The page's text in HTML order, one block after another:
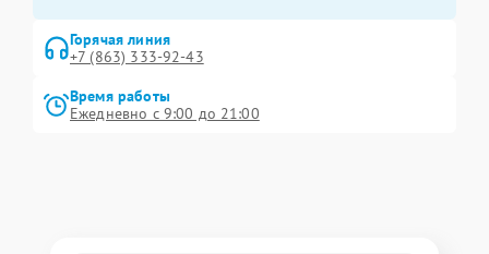
Горячая линия
+7 (863) 333-92-43
Время работы
Ежедневно с 9:00 до 21:00